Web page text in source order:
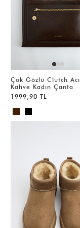
Çok Gözlü Clutch Acı
Kahve Kadın Çanta
1999,90 TL